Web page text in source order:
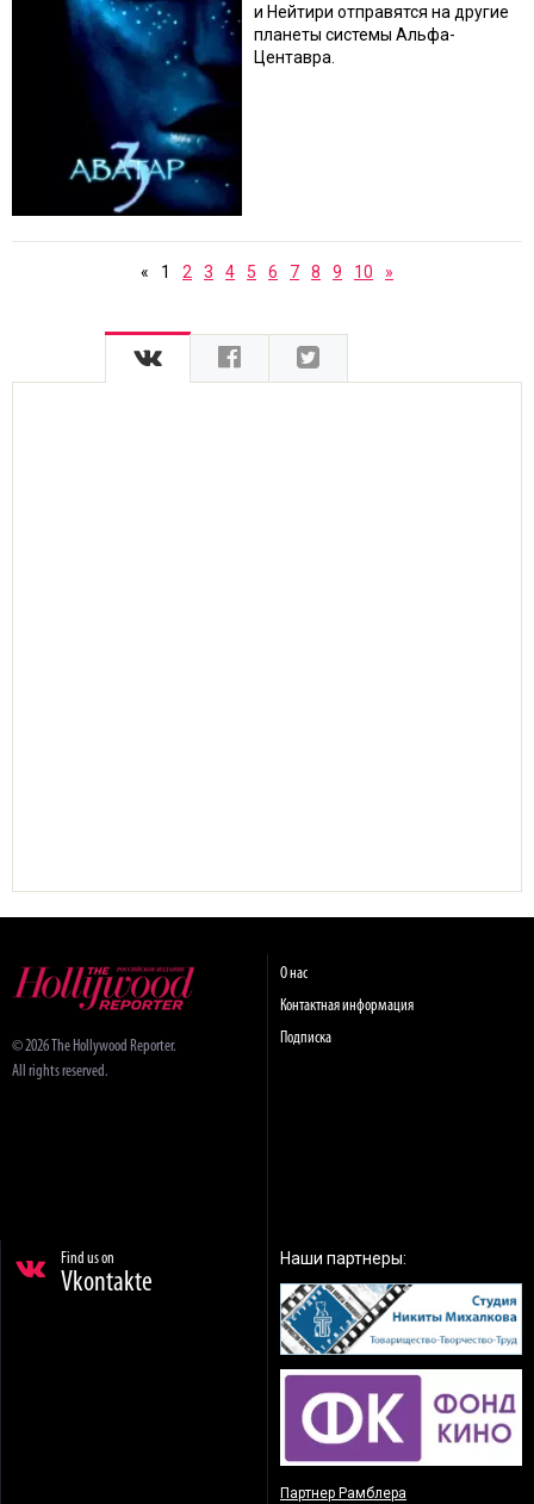
и Нейтири отправятся на другие
планеты системы Альфа-
Центавра.
« 1 2 3 4 5 6 7 8 9 10 »
© 2026 The Hollywood Reporter.
All rights reserved.
О нас
Контактная информация
Подписка
Find us on
Vkontakte
Наши партнеры:
Партнер Рамблера